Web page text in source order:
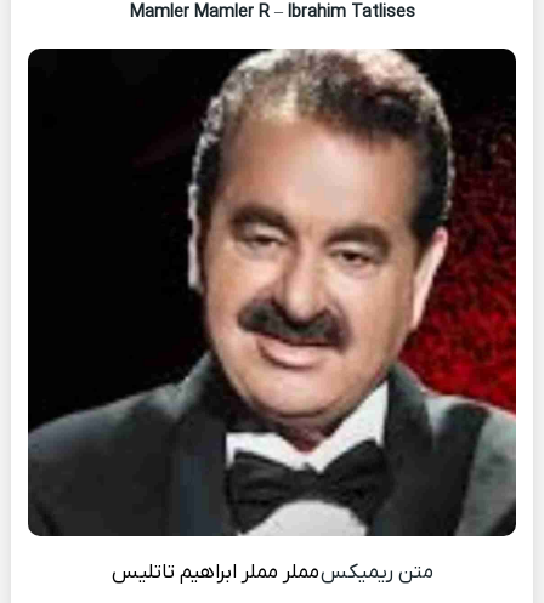
Mamler Mamler R– Ibrahim Tatlises
متن ریمیکسمملر مملر ابراهیم تاتلیس